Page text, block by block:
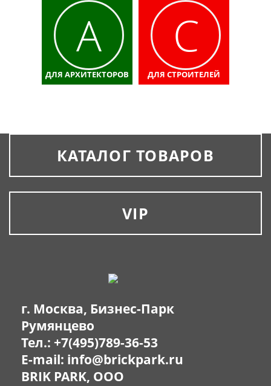
ДЛЯ АРХИТЕКТОРОВ
А
ДЛЯ СТРОИТЕЛЕЙ
С
КАТАЛОГ ТОВАРОВ
VIP
г. Москва, Бизнес-Парк
Румянцево
Тел.: +7(495)789-36-53
E-mail: info@brickpark.ru
BRIK PARK, OOO